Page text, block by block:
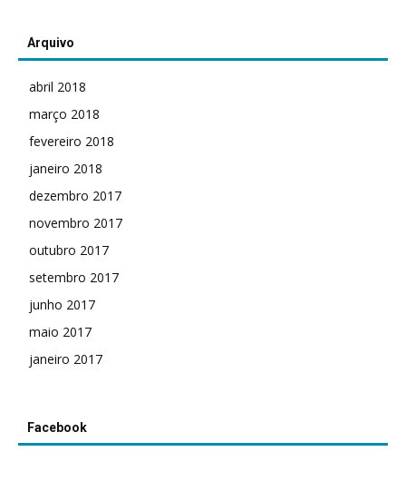
Arquivo
abril 2018
março 2018
fevereiro 2018
janeiro 2018
dezembro 2017
novembro 2017
outubro 2017
setembro 2017
junho 2017
maio 2017
janeiro 2017
Facebook